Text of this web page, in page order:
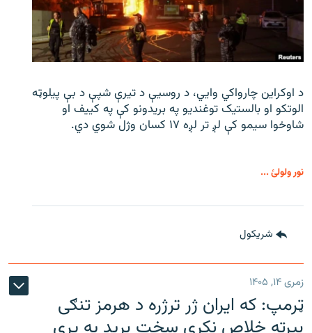
د اوکراین چارواکي وایي، د روسیې د تیرې شپې د بې‌ پیلوټه
الوتکو او بالستیک توغندیو په بریدونو کې په کییف او
شاوخوا سیمو کې لږ تر لږه ۱۷ کسان وژل شوي دي.
نور ولولئ ...
شريکول
زمری ۱۴, ۱۴۰۵
ټرمپ: که ایران ژر ترژره د هرمز تنګی